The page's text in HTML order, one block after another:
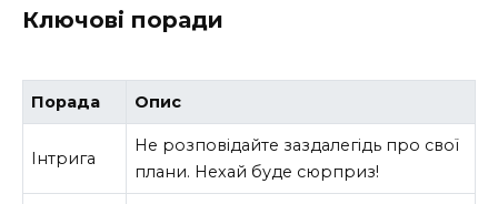
Ключові поради
Порада Опис
Інтрига
Не розповідайте заздалегідь про свої
плани. Нехай буде сюрприз!